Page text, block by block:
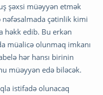
şəxsi müəyyən etmək
çətinlik kimi
həkk edib. Bu erkən
müalicə olunmaq imkanı
hər hansı birinin
müəyyən edə biləcək.
istifadə olunacaq